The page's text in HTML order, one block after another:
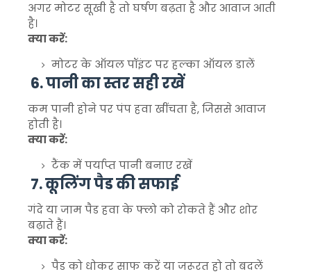
अगर मोटर सूखी है तो घर्षण बढ़ता है और आवाज आती
है।
क्या करें:
मोटर के ऑयल पॉइंट पर हल्का ऑयल डालें
6. पानी का स्तर सही रखें
कम पानी होने पर पंप हवा खींचता है, जिससे आवाज
होती है।
क्या करें:
टैंक में पर्याप्त पानी बनाए रखें
7. कूलिंग पैड की सफाई
गंदे या जाम पैड हवा के फ्लो को रोकते हैं और शोर
बढ़ाते हैं।
क्या करें:
पैड को धोकर साफ करें या जरूरत हो तो बदलें